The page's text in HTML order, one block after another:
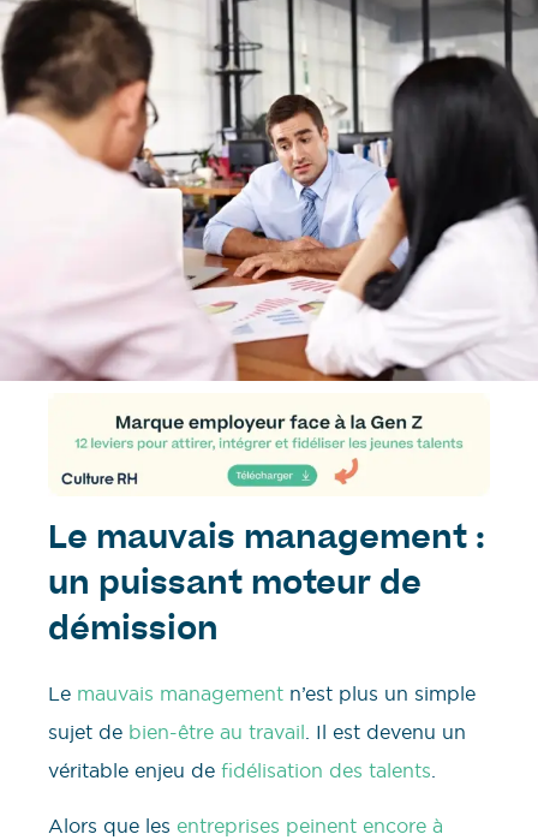
Le mauvais management :
un puissant moteur de
démission
Le mauvais management n’est plus un simple
sujet de bien-être au travail . Il est devenu un
véritable enjeu de fidélisation des talents
Alors que les entreprises peinent encore à